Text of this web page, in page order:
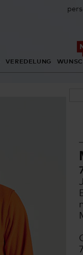
VEREDELUNG